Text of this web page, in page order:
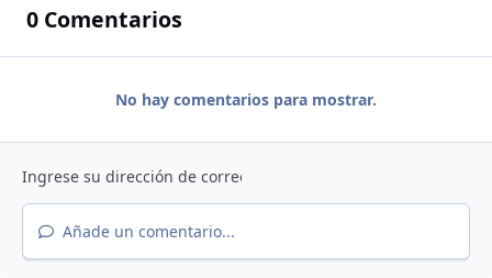
0 Comentarios
No hay comentarios para mostrar.
Añade un comentario...